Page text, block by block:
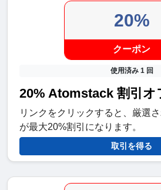
20%
クーポン
使用済み 1 回
20% Atomstack 割引オ
リンクをクリックすると、厳選
が最大20%割引になります。
取引を得る